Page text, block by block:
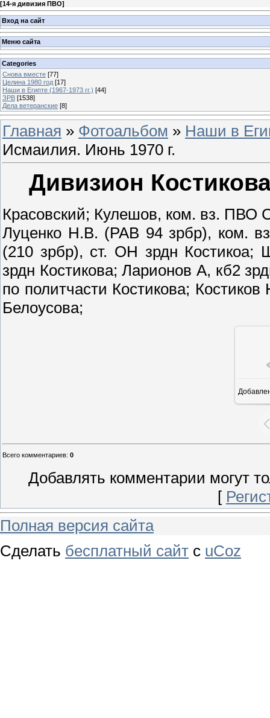
[14-я дивизия ПВО]
Вход на сайт
Меню сайта
Categories
Снова вместе [77]
Целина 1980 год [17]
Наши в Египте (1967-1973 гг.) [44]
ЗРВ [1538]
Дела ветеранские [8]
Главная » Фотоальбом » Наши в
Исмаилия. Июнь 1970 г.
Дивизион
Красовский; Кулешов, ком. вз. ПВО
Луценко Н.В. (РАВ 94 зрбр), ком.
(210 зрбр), ст. ОН зрдн Костикоа;
зрдн Костикова; Ларионов А, кб2
по политчасти Костикова;
Белоусова;
Всего комментариев: 0
Добавлять комментарии могут
[
Полная версия сайта
Сделать бесплатный сайт с uCoz